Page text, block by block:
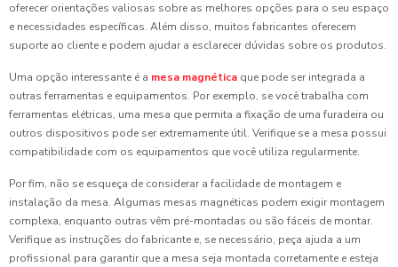
oferecer orientações valiosas sobre as melhores opções para o seu espaço
e necessidades específicas. Além disso, muitos fabricantes oferecem
suporte ao cliente e podem ajudar a esclarecer dúvidas sobre os produtos.
Uma opção interessante é a mesa magnética que pode ser integrada a
outras ferramentas e equipamentos. Por exemplo, se você trabalha com
ferramentas elétricas, uma mesa que permita a fixação de uma furadeira ou
outros dispositivos pode ser extremamente útil. Verifique se a mesa possui
compatibilidade com os equipamentos que você utiliza regularmente.
Por fim, não se esqueça de considerar a facilidade de montagem e
instalação da mesa. Algumas mesas magnéticas podem exigir montagem
complexa, enquanto outras vêm pré-montadas ou são fáceis de montar.
Verifique as instruções do fabricante e, se necessário, peça ajuda a um
profissional para garantir que a mesa seja montada corretamente e esteja